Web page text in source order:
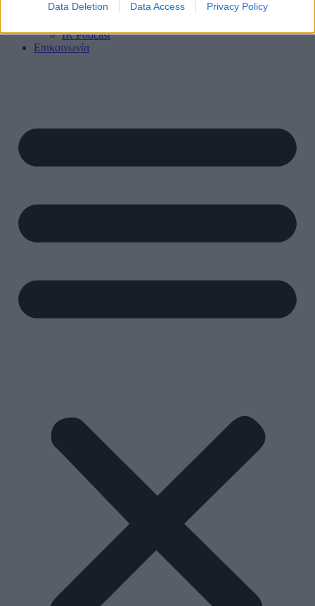
Data Deletion Data Access Privacy Policy
Αρχείο ΤΟΡΕΝΕ
IR Podcast
Επικοινωνία